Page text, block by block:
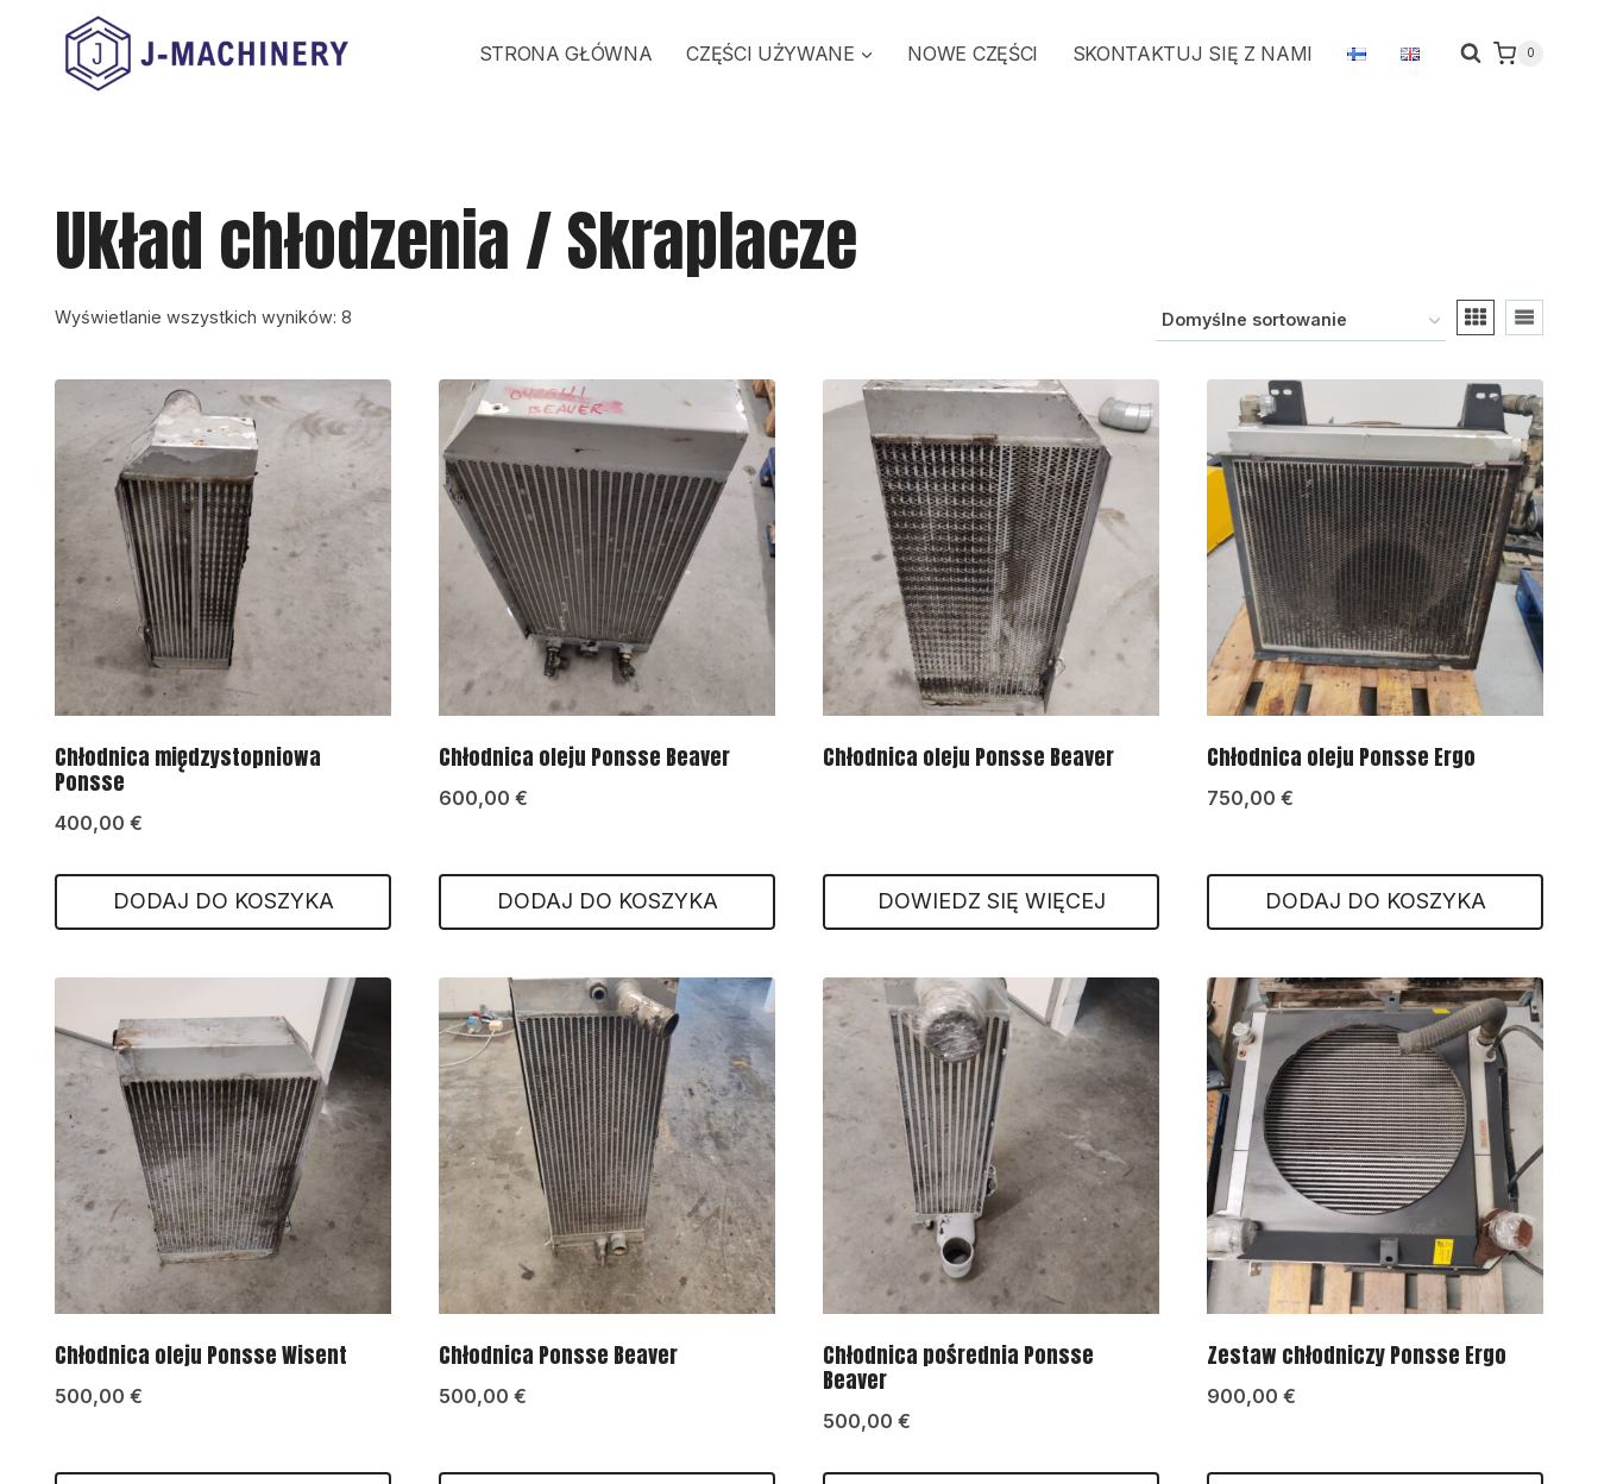
STRONA GŁÓWNA CZĘŚCI UŻYWANE NOWE CZĘŚCI SKONTAKTUJ SIĘ Z NAMI 0
Układ chłodzenia / Skraplacze
Wyświetlanie wszystkich wyników: 8
Chłodnica międzystopniowa
Ponsse
400,00 €
DODAJ DO KOSZYKA
Chłodnica oleju Ponsse Beaver
600,00 €
DODAJ DO KOSZYKA
Chłodnica oleju Ponsse Beaver
DOWIEDZ SIĘ WIĘCEJ
Chłodnica oleju Ponsse Ergo
750,00 €
DODAJ DO KOSZYKA
Chłodnica oleju Ponsse Wisent
500,00 €
Chłodnica Ponsse Beaver
500,00 €
Chłodnica pośrednia Ponsse
Beaver
500,00 €
Zestaw chłodniczy Ponsse Ergo
900,00 €